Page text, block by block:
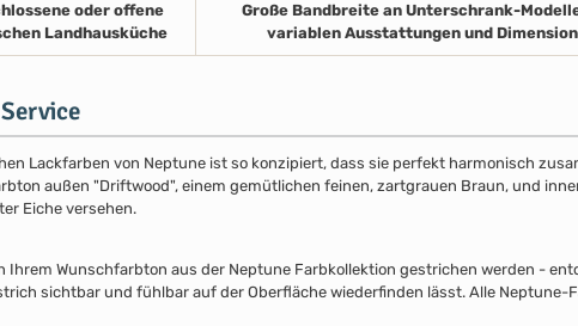
oder offene
Landhausküche
Große Bandbreite an Unterschrank-
variablen Ausstattungen und
Lackfarben von Neptune ist so konzipiert, dass sie perfekt harmonisch
außen "Driftwood", einem gemütlichen feinen, zartgrauen Braun, und
Eiche versehen.
Ihrem Wunschfarbton aus der Neptune Farbkollektion gestrichen werden -
sichtbar und fühlbar auf der Oberfläche wiederfinden lässt. Alle